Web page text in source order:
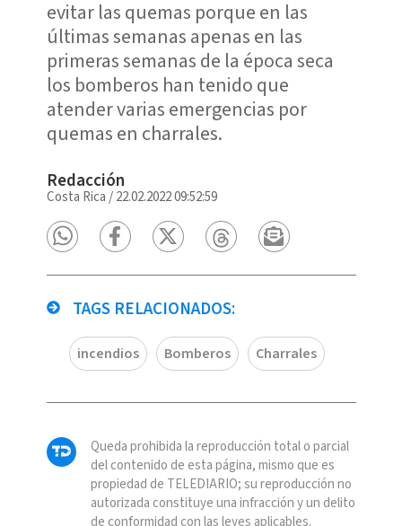
evitar las quemas porque en las
últimas semanas apenas en las
primeras semanas de la época seca
los bomberos han tenido que
atender varias emergencias por
quemas en charrales.
Redacción
Costa Rica /22.02.2022 09:52:59
TAGS RELACIONADOS:
incendios Bomberos Charrales
Queda prohibida la reproducción total o parcial
del contenido de esta página, mismo que es
propiedad de TELEDIARIO; su reproducción no
autorizada constituye una infracción y un delito
de conformidad con las leyes aplicables.